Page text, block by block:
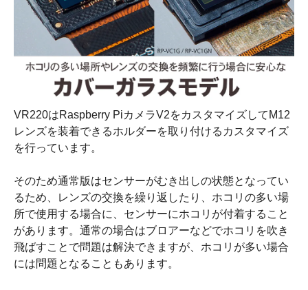
VR220はRaspberry PiカメラV2をカスタマイズしてM12
レンズを装着できるホルダーを取り付けるカスタマイズ
を行っています。
そのため通常版はセンサーがむき出しの状態となってい
るため、レンズの交換を繰り返したり、ホコリの多い場
所で使用する場合に、センサーにホコリが付着すること
があります。通常の場合はブロアーなどでホコリを吹き
飛ばすことで問題は解決できますが、ホコリが多い場合
には問題となることもあります。